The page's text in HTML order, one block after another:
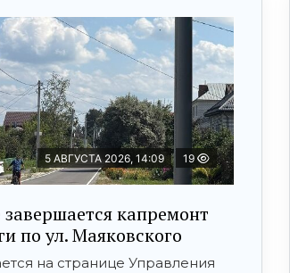
5 АВГУСТА 2026, 14:09 19
капремонт
по ул. Маяковского
на странице Управления